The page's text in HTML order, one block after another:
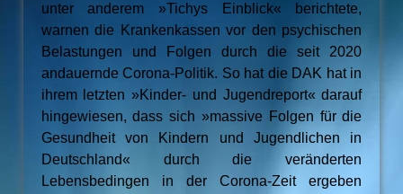
unter anderem »Tichys Einblick« berichtete,
warnen die Krankenkassen vor den psychischen
Belastungen und Folgen durch die seit 2020
andauernde Corona-Politik. So hat die DAK hat in
ihrem letzten »Kinder- und Jugendreport« darauf
hingewiesen, dass sich »massive Folgen für die
Gesundheit von Kindern und Jugendlichen in
Deutschland« durch die veränderten
Lebensbedingen in der Corona-Zeit ergeben